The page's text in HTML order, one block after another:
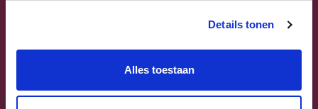
Details tonen
Alles toestaan
Vlaams-Brabant | Federaal Parlement
Sammy Mahdi
alle kandidaten